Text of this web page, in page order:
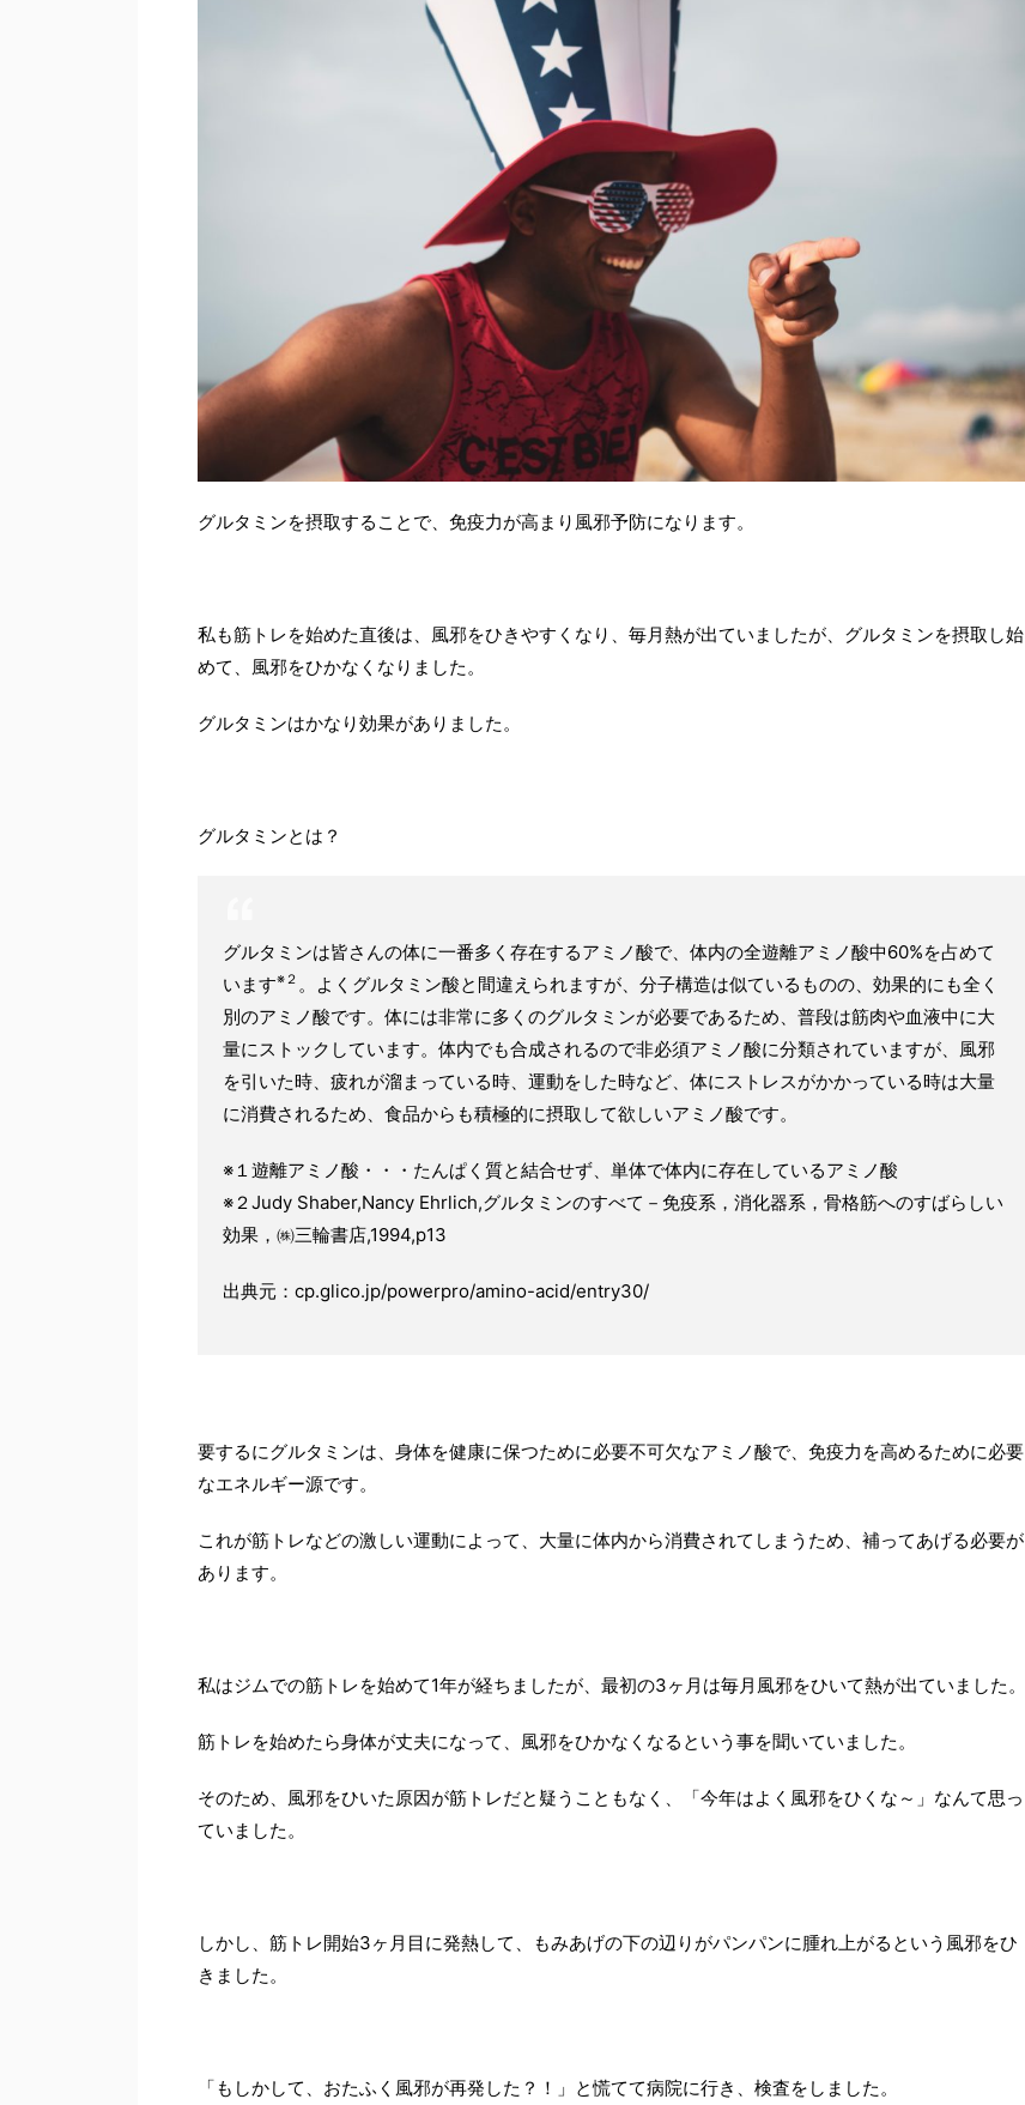
グルタミンを摂取することで、免疫力が高まり風邪予防になります。
私も筋トレを始めた直後は、風邪をひきやすくなり、毎月熱が出ていましたが、グルタミンを摂取し始
めて、風邪をひかなくなりました。
グルタミンはかなり効果がありました。
グルタミンとは？
グルタミンは皆さんの体に一番多く存在するアミノ酸で、体内の全遊離アミノ酸中60%を占めて
います※２ 。よくグルタミン酸と間違えられますが、分子構造は似ているものの、効果的にも全く
別のアミノ酸です。体には非常に多くのグルタミンが必要であるため、普段は筋肉や血液中に大
量にストックしています。体内でも合成されるので非必須アミノ酸に分類されていますが、風邪
を引いた時、疲れが溜まっている時、運動をした時など、体にストレスがかかっている時は大量
に消費されるため、食品からも積極的に摂取して欲しいアミノ酸です。
※１遊離アミノ酸・・・たんぱく質と結合せず、単体で体内に存在しているアミノ酸
※２Judy Shaber,Nancy Ehrlich,グルタミンのすべて－免疫系，消化器系，骨格筋へのすばらしい
効果，㈱三輪書店,1994,p13
出典元：cp.glico.jp/powerpro/amino-acid/entry30/
要するにグルタミンは、身体を健康に保つために必要不可欠なアミノ酸で、免疫力を高めるために必要
なエネルギー源です。
これが筋トレなどの激しい運動によって、大量に体内から消費されてしまうため、補ってあげる必要が
あります。
私はジムでの筋トレを始めて1年が経ちましたが、最初の3ヶ月は毎月風邪をひいて熱が出ていました。
筋トレを始めたら身体が丈夫になって、風邪をひかなくなるという事を聞いていました。
そのため、風邪をひいた原因が筋トレだと疑うこともなく、「今年はよく風邪をひくな～」なんて思っ
ていました。
しかし、筋トレ開始3ヶ月目に発熱して、もみあげの下の辺りがパンパンに腫れ上がるという風邪をひ
きました。
「もしかして、おたふく風邪が再発した？！」と慌てて病院に行き、検査をしました。